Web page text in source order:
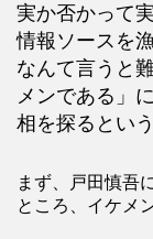
実か否かって
情報ソースを
なんて言うと
メンである」
相を探るとい
まず、戸田慎吾
ところ、イケメ